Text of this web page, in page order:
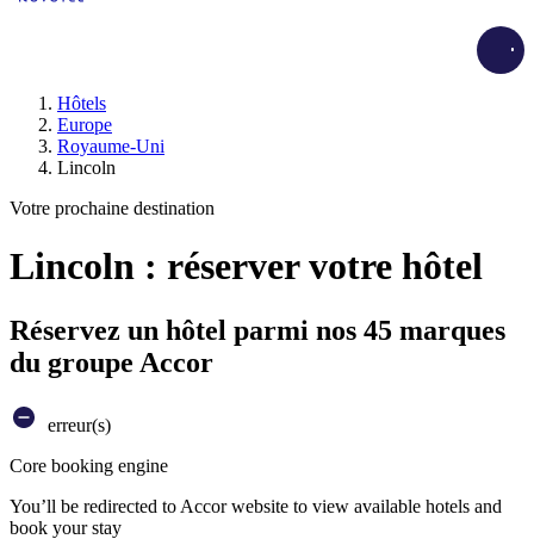
Hôtels
Europe
Royaume-Uni
Lincoln
Votre prochaine destination
Lincoln : réserver votre hôtel
Réservez un hôtel parmi nos 45 marques
du groupe Accor
erreur(s)
Core booking engine
You’ll be redirected to Accor website to view available hotels and
book your stay